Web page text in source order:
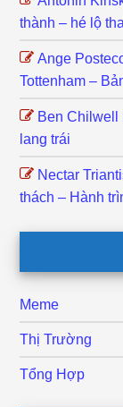
thành – hé lộ
Ange
Tottenham –
Ben Chilwell
lang trái
Nectar
thách – Hành
Meme
Thị Trường
Tổng Hợp